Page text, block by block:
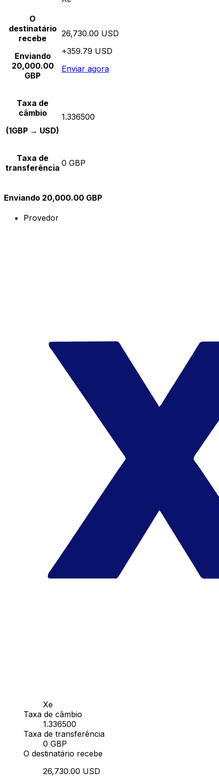
O
destinatário
recebe
Enviando
20,000.00
GBP
26,730.00 USD
+359.79 USD
Enviar agora
Taxa de
câmbio
(1GBP → USD)
1.336500
Taxa de
transferência 0 GBP
Enviando 20,000.00 GBP
Provedor
Xe
Taxa de câmbio
1.336500
Taxa de transferência
0 GBP
O destinatário recebe
26,730.00 USD